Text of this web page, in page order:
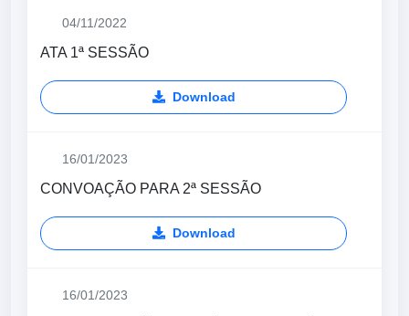
04/11/2022
ATA 1ª SESSÃO
Download
16/01/2023
CONVOAÇÃO PARA 2ª SESSÃO
Download
16/01/2023